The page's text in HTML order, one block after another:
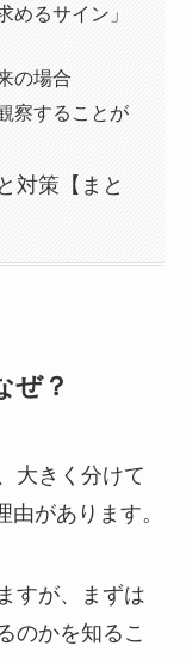
めるサイン」
の場合
察することが
対策【まと
ぜ？
大きく分けて
由があります。
すが、まずは
のかを知るこ